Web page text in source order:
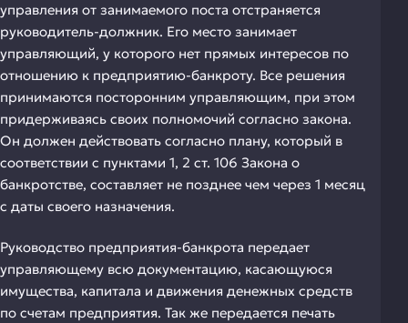
управления от занимаемого поста отстраняется
руководитель-должник. Его место занимает
управляющий, у которого нет прямых интересов по
отношению к предприятию-банкроту. Все решения
принимаются посторонним управляющим, при этом
придерживаясь своих полномочий согласно закона.
Он должен действовать согласно плану, который в
соответствии с пунктами 1, 2 ст. 106 Закона о
банкротстве, составляет не позднее чем через 1 месяц
с даты своего назначения.
Руководство предприятия-банкрота передает
управляющему всю документацию, касающуюся
имущества, капитала и движения денежных средств
по счетам предприятия. Так же передается печать